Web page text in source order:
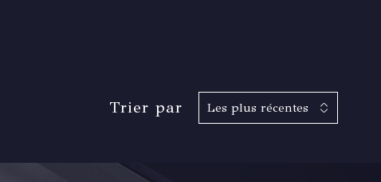
Trier par Les plus récentes